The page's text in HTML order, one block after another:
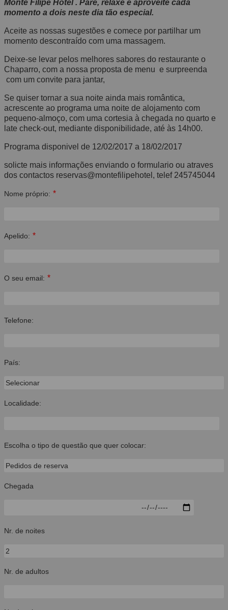
Monte Filipe Hotel . Pare, relaxe e aproveite cada
momento a dois neste dia tão especial.
Aceite as nossas sugestões e comece por partilhar um
momento descontraído com uma massagem.
Deixe-se levar pelos melhores sabores do restaurante o
Chaparro, com a nossa proposta de menu e surpreenda
com um convite para jantar,
Se quiser tornar a sua noite ainda mais romântica,
acrescente ao programa uma noite de alojamento com
pequeno-almoço, com uma cortesia à chegada no quarto e
late check-out, mediante disponibilidade, até às 14h00.
Programa disponivel de 12/02/2017 a 18/02/2017
solicte mais informações enviando o formulario ou atraves
dos contactos reservas@montefilipehotel, telef 245745044
Nome próprio: *
Apelido: *
O seu email: *
Telefone:
País:
Localidade:
Escolha o tipo de questão que quer colocar:
Chegada
Nr. de noites
Nr. de adultos